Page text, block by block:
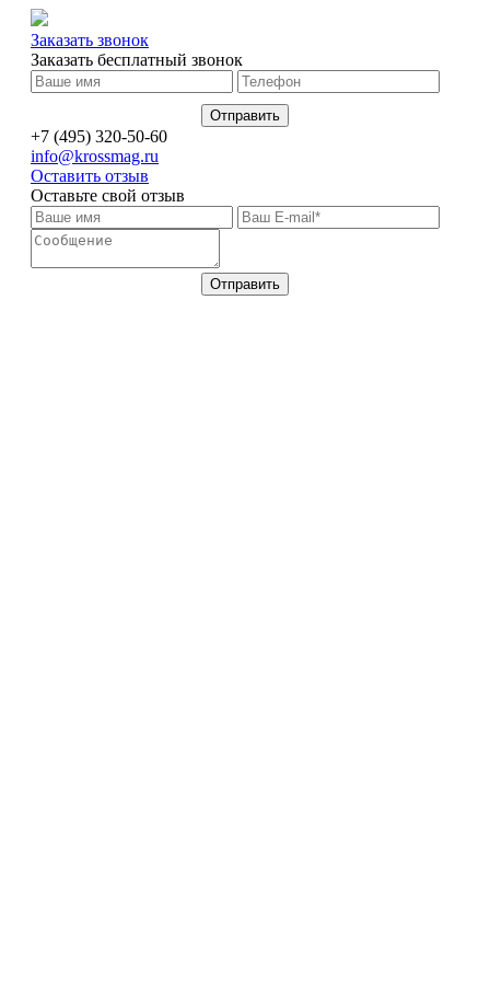
Заказать звонок
Заказать бесплатный звонок
+7 (495) 320-50-60
info@krossmag.ru
Оставить отзыв
Оставьте свой отзыв